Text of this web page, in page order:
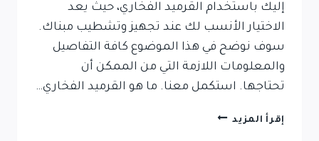
إليك باستخدام القرميد الفخاري، حيث يعد
الاختيار الأنسب لك عند تجهيز وتشطيب مبناك.
سوف نوضح في هذا الموضوع كافة التفاصيل
والمعلومات اللازمة التي من الممكن أن
تحتاجها. استكمل معنا. ‏ما هو القرميد الفخاري…
إقرأ المزيد القرميد